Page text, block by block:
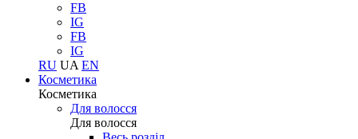
FB
IG
FB
IG
RU UA EN
Косметика
Косметика
Для волосся
Для волосся